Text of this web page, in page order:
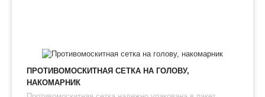
ПРОТИВОМОСКИТНАЯ СЕТКА НА ГОЛОВУ,
НАКОМАРНИК